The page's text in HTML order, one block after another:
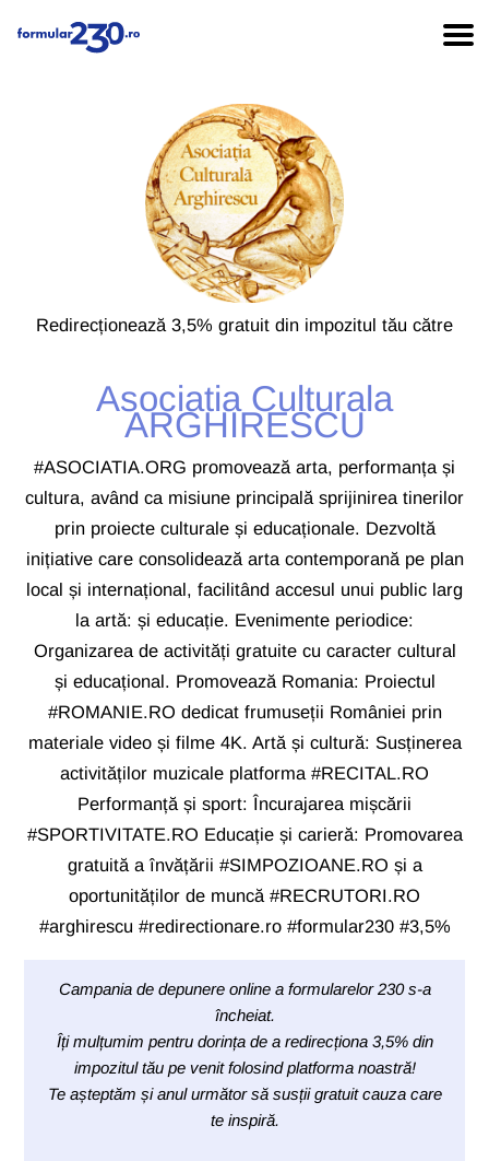
Redirecționează 3,5% gratuit din impozitul tău către
Asociatia Culturala
ARGHIRESCU
#ASOCIATIA.ORG promovează arta, performanța și
cultura, având ca misiune principală sprijinirea tinerilor
prin proiecte culturale și educaționale. Dezvoltă
inițiative care consolidează arta contemporană pe plan
local și internațional, facilitând accesul unui public larg
la artă: și educație. Evenimente periodice:
Organizarea de activități gratuite cu caracter cultural
și educațional. Promovează Romania: Proiectul
#ROMANIE.RO dedicat frumuseții României prin
materiale video și filme 4K. Artă și cultură: Susținerea
activităților muzicale platforma #RECITAL.RO
Performanță și sport: Încurajarea mișcării
#SPORTIVITATE.RO Educație și carieră: Promovarea
gratuită a învățării #SIMPOZIOANE.RO și a
oportunităților de muncă #RECRUTORI.RO
#arghirescu #redirectionare.ro #formular230 #3,5%
Campania de depunere online a formularelor 230 s-a
încheiat.
Îți mulțumim pentru dorința de a redirecționa 3,5% din
impozitul tău pe venit folosind platforma noastră!
Te așteptăm și anul următor să susții gratuit cauza care
te inspiră.